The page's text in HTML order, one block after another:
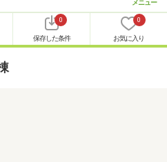
0
保存した条件
0
お気に入り